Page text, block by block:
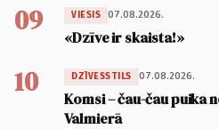
09 VIESIS 07.08.2026.
«Dzīve ir skaista!»
10 DZĪVESSTILS 07.08.2026.
Komsi – čau-čau puika
Valmierā